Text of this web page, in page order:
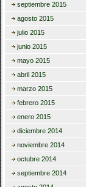
septiembre 2015
agosto 2015
julio 2015
junio 2015
mayo 2015
abril 2015
marzo 2015
febrero 2015
enero 2015
diciembre 2014
noviembre 2014
octubre 2014
septiembre 2014